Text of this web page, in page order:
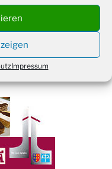
Impressum